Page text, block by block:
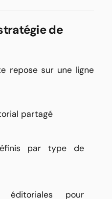
de
repose sur une ligne
partagé
par type de
éditoriales pour